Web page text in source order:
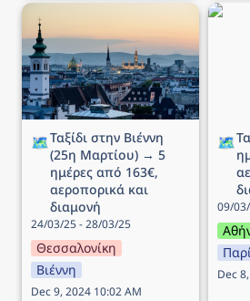
Ταξίδι στην Βιέννη (25η
Μαρτίου) → 5 ημέρες
από 163€, αεροπορικά
και διαμονή
🗺️Ταξίδι στην Βιέννη
(25η Μαρτίου) → 5
ημέρες από 163€,
αεροπορικά και
διαμονή
24/03/25 - 28/03/25
Θεσσαλονίκη
Βιέννη
Dec 9, 2024 10:02 AM
🗺️
09/
Dec